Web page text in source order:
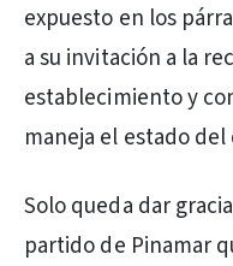
expuesto en los
a su invitación a la
establecimiento y
maneja el estado
Solo queda dar
partido de Pinamar